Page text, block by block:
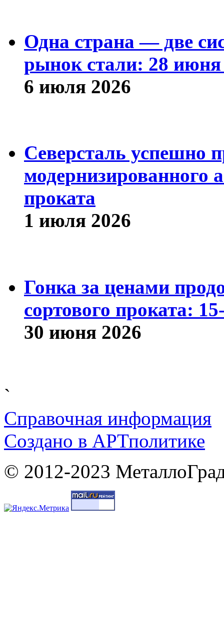
Одна страна — две
рынок стали: 28
6 июля 2026
Северсталь успешно
модернизированного
проката
1 июля 2026
Гонка за ценами
сортового проката:
30 июня 2026
`
Справочная информация
Cоздано в АРТполитике
© 2012-2023